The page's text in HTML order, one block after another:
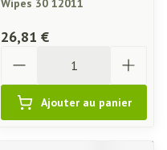
Wipes 30 12011
26,81 €
Ajouter au panier